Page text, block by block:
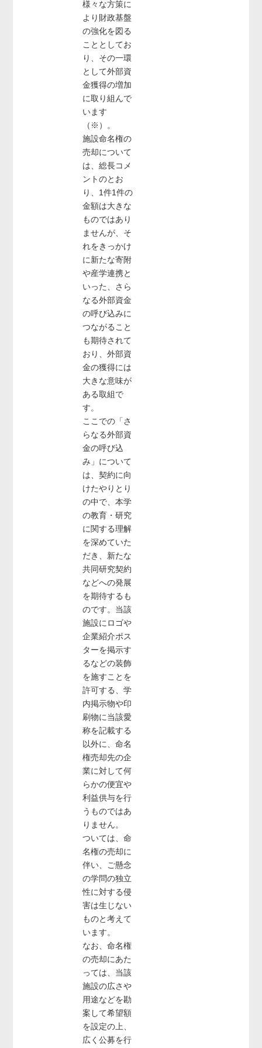
様々な方策に
より財政基盤
の強化を図る
こととしてお
り、その一環
として外部資
金獲得の増加
に取り組んで
います
（※）。
施設命名権の
売却について
は、総長コメ
ントのとお
り、1件1件の
金額は大きな
ものではあり
ませんが、そ
れをきっかけ
に新たな寄附
や産学連携と
いった、さら
なる外部資金
の呼び込みに
つながること
も期待されて
おり、外部資
金の獲得には
大きな意味が
ある取組で
す。
ここでの「さ
らなる外部資
金の呼び込
み」について
は、契約に向
けたやりとり
の中で、本学
の教育・研究
に関する理解
を深めていた
だき、新たな
共同研究契約
などへの発展
を期待するも
のです。当該
施設にロゴや
企業紹介ポス
ターを掲示す
るなどの装飾
を施すことを
許可する、学
内掲示物や印
刷物に当該愛
称を記載する
以外に、命名
権売却先の企
業に対して何
らかの便宜や
利益供与を行
うものではあ
りません。
ついては、命
名権の売却に
伴い、ご懸念
の学問の独立
性に対する侵
害は生じない
ものと考えて
います。
なお、命名権
の売却にあた
っては、当該
施設の広さや
用途などを勘
案して希望額
を設定の上、
広く公募を行